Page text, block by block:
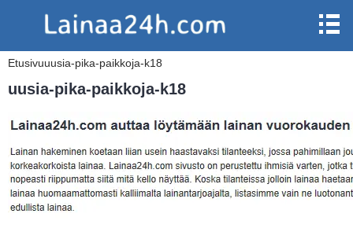
Etusivuuusia-pika-paikkoja-k18
uusia-pika-paikkoja-k18